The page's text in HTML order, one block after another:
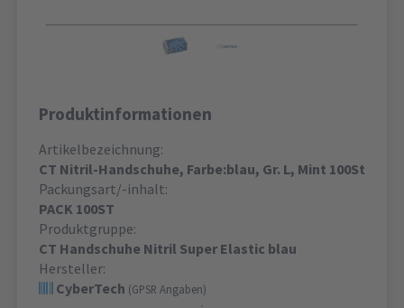
Produktinformationen
Artikelbezeichnung:
CT Nitril-Handschuhe, Farbe:blau, Gr. L, Mint 100St
Packungsart/-inhalt:
PACK 100ST
Produktgruppe:
CT Handschuhe Nitril Super Elastic blau
Hersteller:
CyberTech (GPSR Angaben)